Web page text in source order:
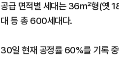
공급 면적별 세대는 36㎡형(옛
대 등 총 600세대다.
30일 현재 공정률 60%를 기록